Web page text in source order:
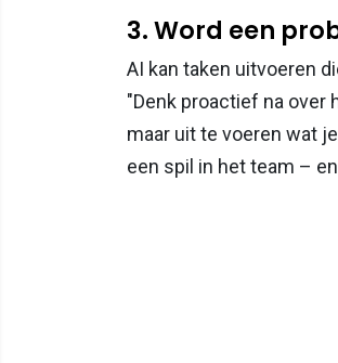
3. Word een
AI kan taken uitvoeren
"Denk proactief na over
maar uit te voeren wat
een spil in het team –